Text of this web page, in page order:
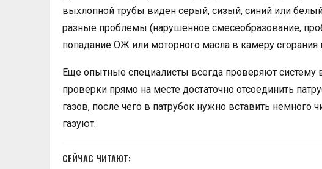
выхлопной трубы виден серый, сизый, синий или
разные проблемы (нарушенное смесеобразование,
попадание ОЖ или моторного масла в камеру сгорания
Еще опытные специалисты всегда проверяют систему
проверки прямо на месте достаточно отсоединить
газов, после чего в патрубок нужно вставить немного
газуют.
СЕЙЧАС ЧИТАЮТ: